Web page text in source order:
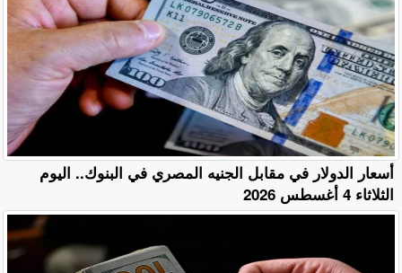
أسعار الدولار في مقابل الجنيه المصري في البنوك.. اليوم
الثلاثاء 4 أغسطس 2026